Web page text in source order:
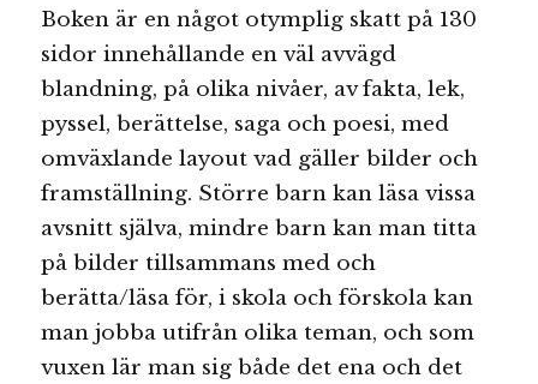
Boken är en något otymplig skatt på 130
sidor innehållande en väl avvägd
blandning, på olika nivåer, av fakta, lek,
pyssel, berättelse, saga och poesi, med
omväxlande layout vad gäller bilder och
framställning. Större barn kan läsa vissa
avsnitt själva, mindre barn kan man titta
på bilder tillsammans med och
berätta/läsa för, i skola och förskola kan
man jobba utifrån olika teman, och som
vuxen lär man sig både det ena och det